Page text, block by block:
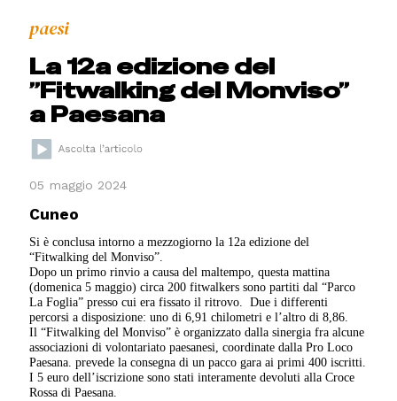
paesi
La 12a edizione del
”Fitwalking del Monviso”
a Paesana
05 maggio 2024
Cuneo
Si è conclusa intorno a mezzogiorno la 12a edizione del
“Fitwalking del Monviso”.
Dopo un primo rinvio a causa del maltempo, questa mattina
(domenica 5 maggio) circa 200 fitwalkers sono partiti dal “Parco
La Foglia” presso cui era fissato il ritrovo. Due i differenti
percorsi a disposizione: uno di 6,91 chilometri e l’altro di 8,86.
Il “Fitwalking del Monviso” è organizzato dalla sinergia fra alcune
associazioni di volontariato paesanesi, coordinate dalla Pro Loco
Paesana. prevede la consegna di un pacco gara ai primi 400 iscritti.
I 5 euro dell’iscrizione sono stati interamente devoluti alla Croce
Rossa di Paesana.